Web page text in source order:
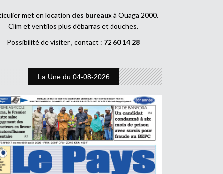
met en location des bureaux à Ouaga 2000.
Clim et ventilos plus débarras et douches.
Possibilité de visiter , contact : 72 60 14 28
La Une du 04-08-2026